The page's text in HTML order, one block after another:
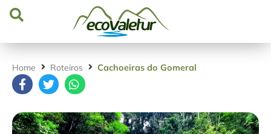
Home Roteiros Cachoeiras do Gomeral